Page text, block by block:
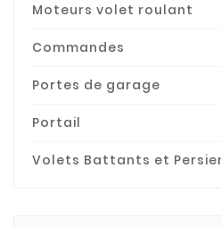
Moteurs volet roulant
Commandes
Portes de garage
Portail
Volets Battants et